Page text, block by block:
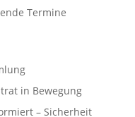
Termine
in Bewegung
– Sicherheit